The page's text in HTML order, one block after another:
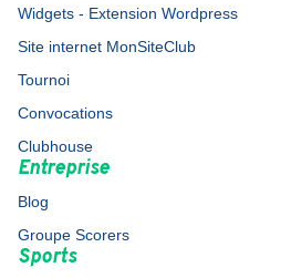
Widgets - Extension Wordpress
Site internet MonSiteClub
Tournoi
Convocations
Clubhouse
Entreprise
Blog
Groupe Scorers
Sports